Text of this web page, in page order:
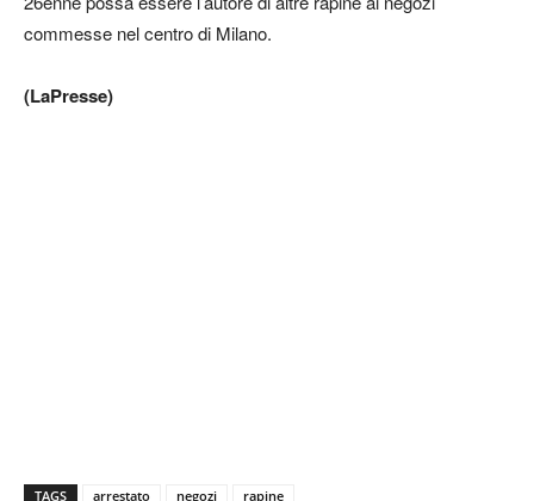
commesse nel centro di Milano.
(LaPresse)
TAGS arrestato negozi rapine